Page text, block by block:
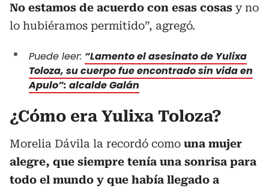
No estamos de acuerdo con esas cosas y no
lo hubiéramos permitido”, agregó.
Puede leer: “Lamento el asesinato de Yulixa
Toloza, su cuerpo fue encontrado sin vida en
Apulo”: alcalde Galán
¿Cómo era Yulixa Toloza?
Morelia Dávila la recordó como una mujer
alegre, que siempre tenía una sonrisa para
todo el mundo y que había llegado a